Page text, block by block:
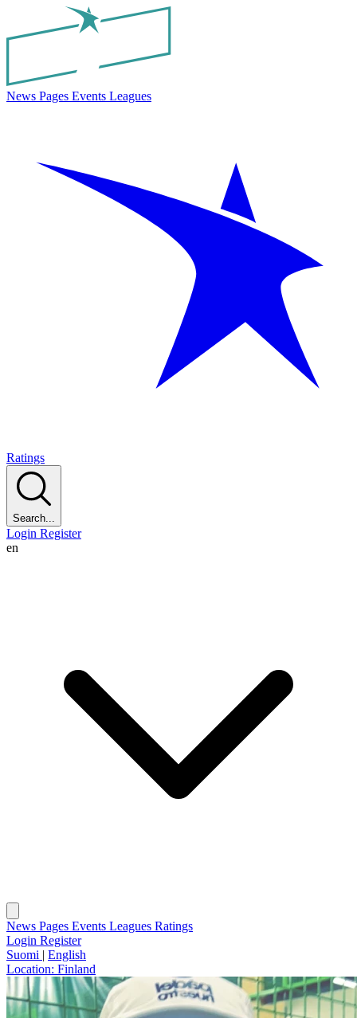
News Pages Events Leagues
Ratings
Search...
Login Register
en
News Pages Events Leagues Ratings
Login Register
Suomi | English
Location: Finland